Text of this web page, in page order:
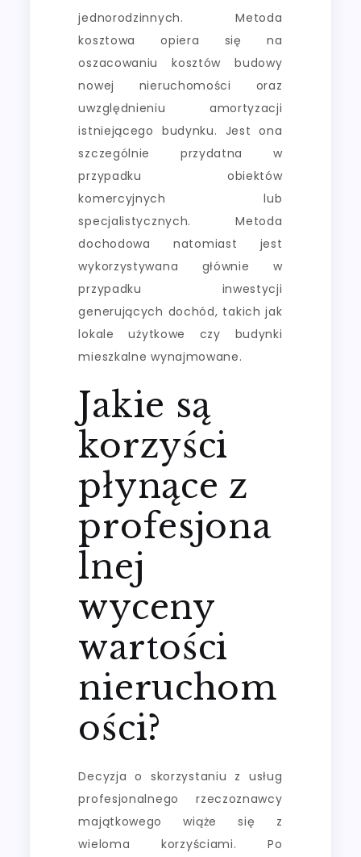
jednorodzinnych. Metoda
kosztowa opiera się na
oszacowaniu kosztów budowy
nowej nieruchomości oraz
uwzględnieniu amortyzacji
istniejącego budynku. Jest ona
szczególnie przydatna w
przypadku obiektów
komercyjnych lub
specjalistycznych. Metoda
dochodowa natomiast jest
wykorzystywana głównie w
przypadku inwestycji
generujących dochód, takich jak
lokale użytkowe czy budynki
mieszkalne wynajmowane.
Jakie są
korzyści
płynące z
profesjona
lnej
wyceny
wartości
nieruchom
ości?
Decyzja o skorzystaniu z usług
profesjonalnego rzeczoznawcy
majątkowego wiąże się z
wieloma korzyściami. Po